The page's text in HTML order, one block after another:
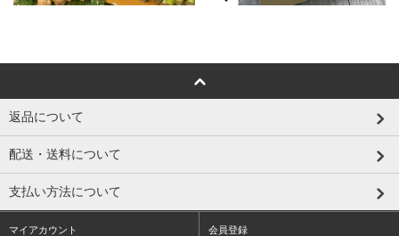
返品について
配送・送料について
支払い方法について
マイアカウント 会員登録